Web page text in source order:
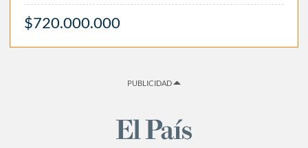
$720.000.000
PUBLICIDAD